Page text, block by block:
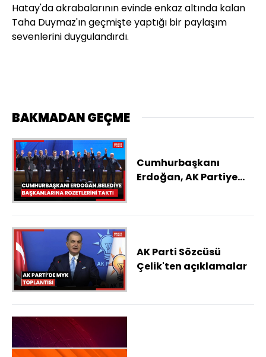
Hatay'da akrabalarının evinde enkaz altında kalan
Taha Duymaz'ın geçmişte yaptığı bir paylaşım
sevenlerini duygulandırdı.
BAKMADAN GEÇME
Cumhurbaşkanı
Erdoğan, AK Partiye
rozetlerini taktı
AK Parti Sözcüsü
Çelik'ten açıklamalar